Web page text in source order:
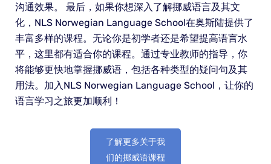
沟通效果。 最后，如果你想深入了解挪威语言及其文
化，NLS Norwegian Language School在奥斯陆提供了
丰富多样的课程。无论你是初学者还是希望提高语言水
平，这里都有适合你的课程。通过专业教师的指导，你
将能够更快地掌握挪威语，包括各种类型的疑问句及其
用法。加入NLS Norwegian Language School，让你的
语言学习之旅更加顺利！
了解更多关于我
们的挪威语课程